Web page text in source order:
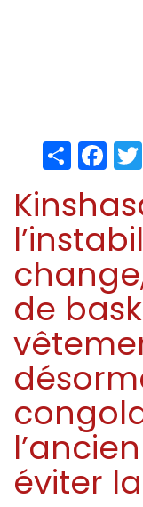
Share
de
éviter